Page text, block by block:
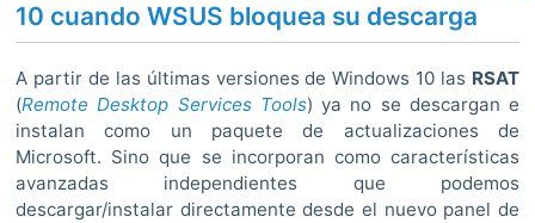
10 cuando WSUS bloquea su descarga
A partir de las últimas versiones de Windows 10 las RSAT
(Remote Desktop Services Tools) ya no se descargan e
instalan como un paquete de actualizaciones de
Microsoft. Sino que se incorporan como características
avanzadas independientes que podemos
descargar/instalar directamente desde el nuevo panel de